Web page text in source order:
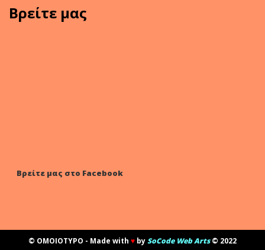
Βρείτε μας
Βρείτε μας στο Facebook
© OMOIOTYPO - Made with ♥ bySoCode Web Arts© 2022